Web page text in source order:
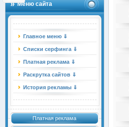
Меню сайта
Главное меню ⇓
Списки серфинга ⇓
Платная реклама ⇓
Раскрутка сайтов ⇓
История рекламы ⇓
Платная реклама